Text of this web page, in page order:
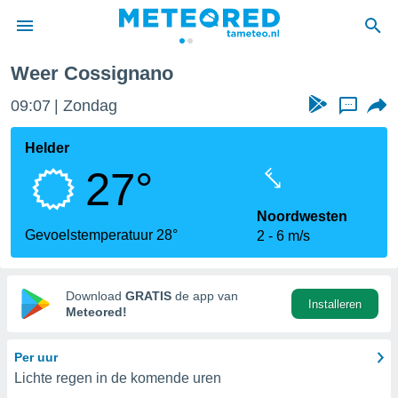
door
verstrekte
hoge
hebt de
voor
op basis
Weer Cossignano
09:07 Zondag ...
Helder
27°
Gevoelstemperatuur 28°
Noordwesten
2
6 m/s
Download GRATIS de app van
Meteored!
Installeren
Per uur
Lichte regen in de komende uren